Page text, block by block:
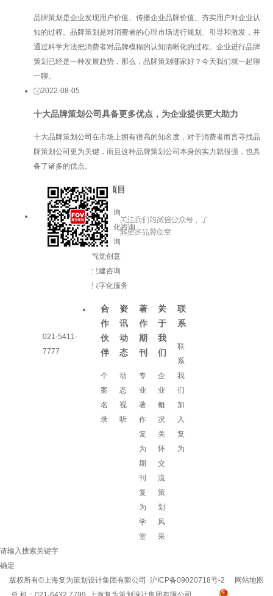
品牌策划是企业发现用户价值、传播企业品牌价值、夯实用户对企业认
知的过程。品牌策划是对消费者的心理市场进行规划、引导和激发，并
通过科学方法把消费者对品牌模糊的认知清晰化的过程。企业进行品牌
策划已经是一种发展趋势，那么，品牌策划哪家好？今天我们就一起聊
一聊。
2022-08-05
十大品牌策划公司具备更多优点，为企业提供更大助力
十大品牌策划公司在市场上拥有很高的知名度，对于消费者而言寻找品
牌策划公司更为关键，而且这种品牌策划公司本身的实力就很强，也具
备了诸多的优点。
021-5411-
7777
服务项目
品牌咨询
企业文化咨询
增长咨询
视觉创意
党建咨询
数字化服务
合
作
伙
伴
个
案
名
录
资
讯
动
态
动
态
视
听
著
作
期
刊
专
业
著
作
复
为
期
刊
复
为
学
堂
关
于
我
们
企
业
概
况
关
怀
交
流
策
划
风
采
联
系
联
系
我
们
加
入
复
为
请输入搜索关键字
确定
网站地图
版权所有©上海复为策划设计集团有限公司 沪ICP备09020718号-2